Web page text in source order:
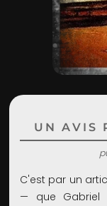
UN AVIS
C'est par un
— que Gabriel